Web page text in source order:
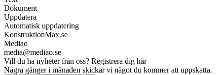
Dokument
Uppdatera
Automatisk uppdatering
KonstruktionMax.se
Mediao
media@mediao.se
Vill du ha nyheter från oss? Registrera dig här
Några gånger i månaden skickar vi något du kommer att uppskatta.